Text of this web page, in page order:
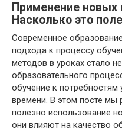
Применение новых
Насколько это
Современное
подхода к процессу
методов в уроках стало
образовательного
обучение к потребностям
времени. В этом посте мы
полезно использование
они влияют на качество